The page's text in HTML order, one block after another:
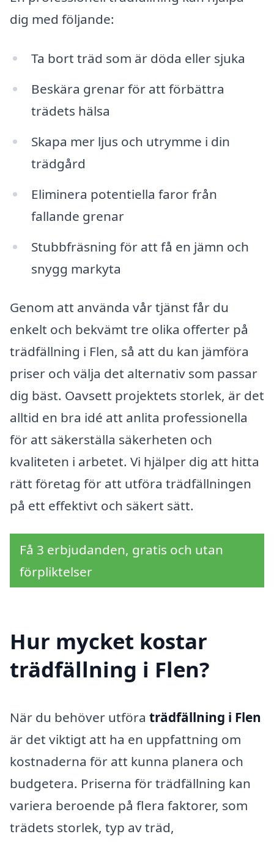
dig med följande:
Ta bort träd som är döda eller sjuka
Beskära grenar för att förbättra
trädets hälsa
Skapa mer ljus och utrymme i din
trädgård
Eliminera potentiella faror från
fallande grenar
Stubbfräsning för att få en jämn och
snygg markyta
Genom att använda vår tjänst får du
enkelt och bekvämt tre olika offerter på
trädfällning i Flen, så att du kan jämföra
priser och välja det alternativ som passar
dig bäst. Oavsett projektets storlek, är det
alltid en bra idé att anlita professionella
för att säkerställa säkerheten och
kvaliteten i arbetet. Vi hjälper dig att hitta
rätt företag för att utföra trädfällningen
på ett effektivt och säkert sätt.
Få 3 erbjudanden, gratis och utan
förpliktelser
Hur mycket kostar
trädfällning i Flen?
När du behöver utföra trädfällning i Flen
är det viktigt att ha en uppfattning om
kostnaderna för att kunna planera och
budgetera. Priserna för trädfällning kan
variera beroende på flera faktorer, som
trädets storlek, typ av träd,